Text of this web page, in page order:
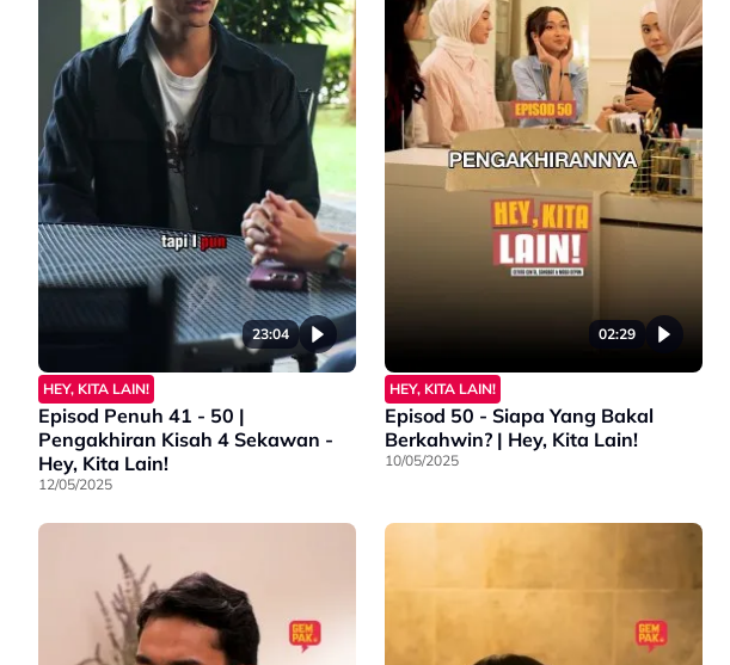
23:04
HEY, KITA LAIN!
Episod Penuh 41 - 50 |
Pengakhiran Kisah 4 Sekawan -
Hey, Kita Lain!
12/05/2025
02:29
HEY, KITA LAIN!
Episod 50 - Siapa Yang Bakal
Berkahwin? | Hey, Kita Lain!
10/05/2025